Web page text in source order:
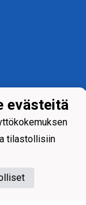
evästeitä
tilastollisiin